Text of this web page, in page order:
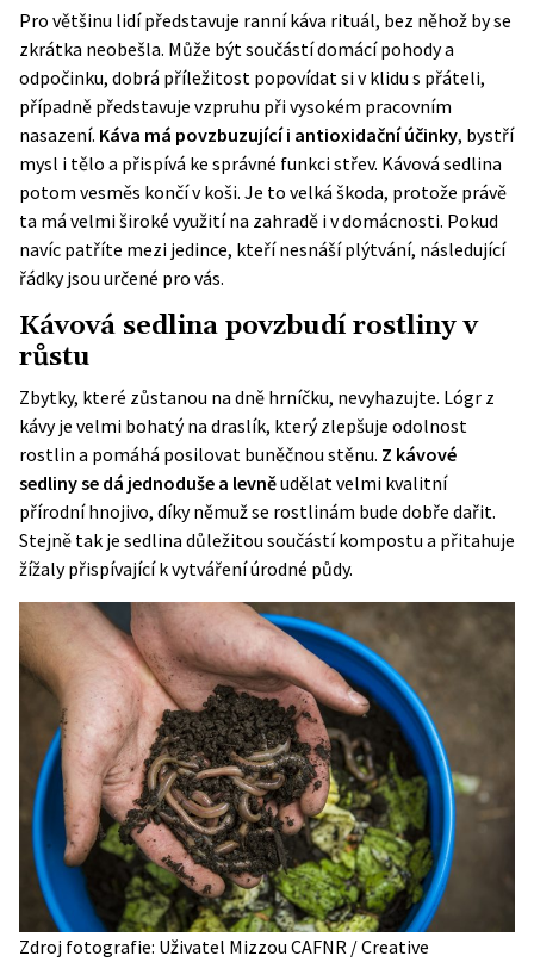
Pro většinu lidí představuje ranní káva rituál, bez něhož by se
zkrátka neobešla. Může být součástí domácí pohody a
odpočinku, dobrá příležitost popovídat si v klidu s přáteli,
případně představuje vzpruhu při vysokém pracovním
nasazení. Káva má povzbuzující i antioxidační účinky, bystří
mysl i tělo a přispívá ke správné funkci střev. Kávová sedlina
potom vesměs končí v koši. Je to velká škoda, protože právě
ta má velmi široké využití na zahradě i v domácnosti. Pokud
navíc patříte mezi jedince, kteří nesnáší plýtvání, následující
řádky jsou určené pro vás.
Kávová sedlina povzbudí rostliny v
růstu
Zbytky, které zůstanou na dně hrníčku, nevyhazujte. Lógr z
kávy je velmi bohatý na draslík, který zlepšuje odolnost
rostlin a pomáhá posilovat buněčnou stěnu. Z kávové
sedliny se dá jednoduše a levněudělatvelmi kvalitní
přírodní hnojivo, díky němuž se rostlinám bude dobře dařit.
Stejně tak je sedlina důležitou součástí kompostu a přitahuje
žížaly přispívající k vytváření úrodné půdy.
Zdroj fotografie: Uživatel Mizzou CAFNR / Creative